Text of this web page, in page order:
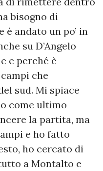
bisogno di
è andato un po’ in
su D’Angelo
e perché è
che
sud. Mi spiace
come ultimo
la partita, ma
e ho fatto
ho cercato di
a Montalto e